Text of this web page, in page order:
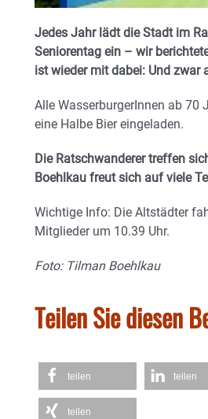
Jedes Jahr lädt die Stadt im
Seniorentag ein – wir
ist wieder mit dabei: Und zwar
Alle WasserburgerInnen ab 70
eine Halbe Bier eingeladen.
Die Ratschwanderer treffen
Boehlkau freut sich auf viele
Wichtige Info: Die Altstädter
Mitglieder um 10.39 Uhr.
Foto: Tilman Boehlkau
Teilen Sie diesen
teilen teilen
teilen